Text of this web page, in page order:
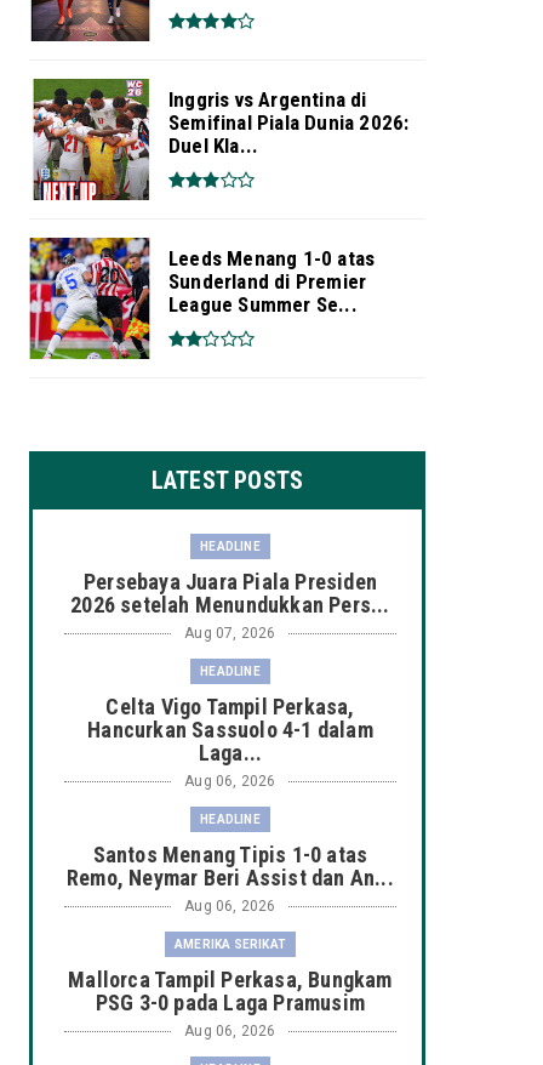
Inggris vs Argentina di
Semifinal Piala Dunia 2026:
Duel Kla...
Leeds Menang 1-0 atas
Sunderland di Premier
League Summer Se...
LATEST POSTS
HEADLINE
Persebaya Juara Piala Presiden
2026 setelah Menundukkan Pers...
Aug 07, 2026
HEADLINE
Celta Vigo Tampil Perkasa,
Hancurkan Sassuolo 4-1 dalam
Laga...
Aug 06, 2026
HEADLINE
Santos Menang Tipis 1-0 atas
Remo, Neymar Beri Assist dan An...
Aug 06, 2026
AMERIKA SERIKAT
Mallorca Tampil Perkasa, Bungkam
PSG 3-0 pada Laga Pramusim
Aug 06, 2026